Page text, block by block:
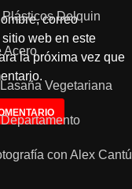
correo
web en este
la próxima vez que
Delquin
Acero
Vegetariana
con Alex Cantú